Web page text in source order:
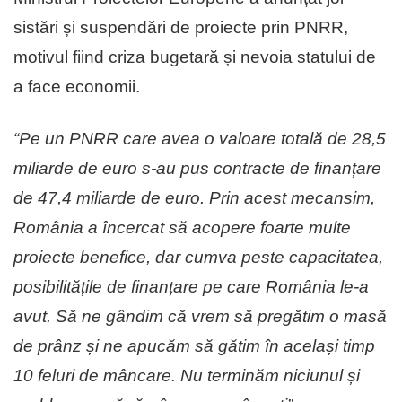
sistări și suspendări de proiecte prin PNRR,
motivul fiind criza bugetară și nevoia statului de
a face economii.
“Pe un PNRR care avea o valoare totală de 28,5
miliarde de euro s-au pus contracte de finanțare
de 47,4 miliarde de euro. Prin acest mecansim,
România a încercat să acopere foarte multe
proiecte benefice, dar cumva peste capacitatea,
posibilitățile de finanțare pe care România le-a
avut. Să ne gândim că vrem să pregătim o masă
de prânz și ne apucăm să gătim în același timp
10 feluri de mâncare. Nu terminăm niciunul și